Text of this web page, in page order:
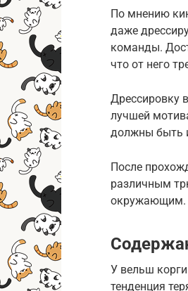
По мнению
даже
команды.
что от него
Дрессировку
лучшей
должны быть
После
различным
окружающим.
У вельш
тенденция